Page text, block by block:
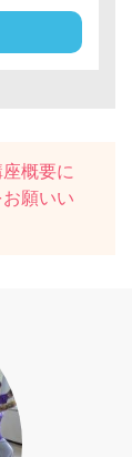
概要に
願いい